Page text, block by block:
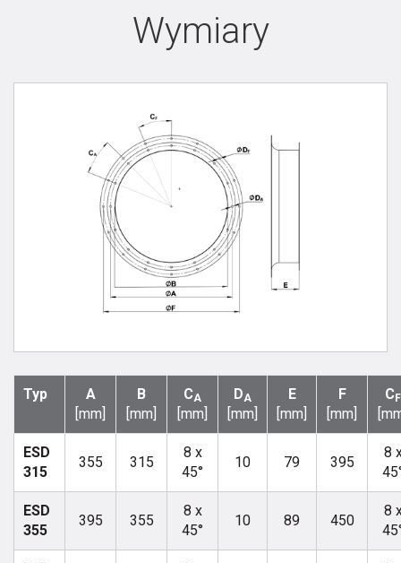
Wymiary
Typ
A
[mm]
B
[mm]
CA
[mm]
DA
[mm]
E
[mm]
F
[mm]
CF
ESD
315
355 315
8 x
45°
10 79 395
8
ESD
355
395 355
8 x
45°
10 89 450
8